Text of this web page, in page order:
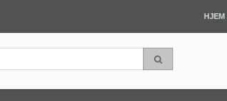
HJEM